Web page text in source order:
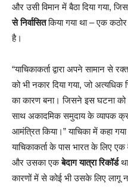
और उसी विमान में बैठा दिया गया,
से निर्वासितकिया गया था – एक कठोर
है।
“याचिकाकर्ता द्वारा अपने सामान से
को भी नकार दिया गया, जो अत्यधिक
का कारण बना। जिसने इस घटना को
साथ अकादमिक समुदाय के व्यापक
आमंत्रित किया।” याचिका में कहा
याचिकाकर्ता के पास भारत के लिए
और उसका एकबेदाग यात्रा रिकॉर्ड
कारणों में से कोई भी उसके लिए लागू